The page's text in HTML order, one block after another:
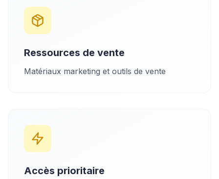
Ressources de vente
Matériaux marketing et outils de vente
Accès prioritaire